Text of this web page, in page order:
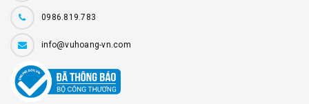
0986.819.783
info@vuhoang-vn.com